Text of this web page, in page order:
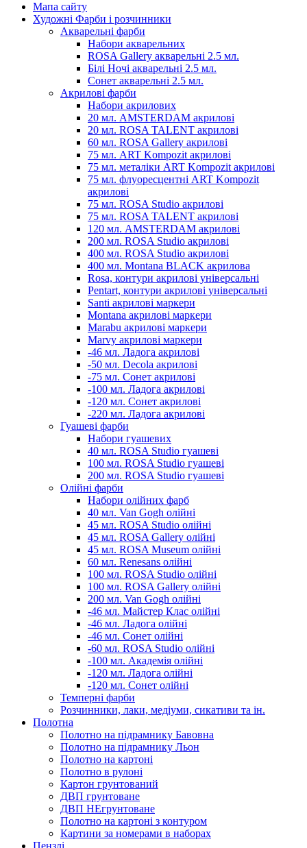
Мапа сайту
Художні Фарби і розчинники
Акварельні фарби
Набори акварельних
ROSA Gallery акварельні 2.5 мл.
Білі Ночі акварельні 2.5 мл.
Сонет акварельні 2.5 мл.
Акрилові фарби
Набори акрилових
20 мл. AMSTERDAM акрилові
20 мл. ROSA TALENT акрилові
60 мл. ROSA Gallery акрилові
75 мл. ART Kompozit акрилові
75 мл. металіки ART Kompozit акрилові
75 мл. флуоресцентні ART Kompozit
акрилові
75 мл. ROSA Studio акрилові
75 мл. ROSA TALENT акрилові
120 мл. AMSTERDAM акрилові
200 мл. ROSA Studio акрилові
400 мл. ROSA Studio акрилові
400 мл. Montana BLACK акрилова
Rosa, контури акрилові універсальні
Pentart, контури акрилові універсальні
Santi акрилові маркери
Montana акрилові маркери
Marabu акрилові маркери
Marvy акрилові маркери
-46 мл. Ладога акрилові
-50 мл. Decola акрилові
-75 мл. Сонет акрилові
-100 мл. Ладога акрилові
-120 мл. Сонет акрилові
-220 мл. Ладога акрилові
Гуашеві фарби
Набори гуашевих
40 мл. ROSA Studio гуашеві
100 мл. ROSA Studio гуашеві
200 мл. ROSA Studio гуашеві
Олійні фарби
Набори олійних фарб
40 мл. Van Gogh олійні
45 мл. ROSA Studio олійні
45 мл. ROSA Gallery олійні
45 мл. ROSA Museum олійні
60 мл. Renesans олійні
100 мл. ROSA Studio олійні
100 мл. ROSA Gallery олійні
200 мл. Van Gogh олійні
-46 мл. Майстер Клас олійні
-46 мл. Ладога олійні
-46 мл. Сонет олійні
-60 мл. ROSA Studio олійні
-100 мл. Академія олійні
-120 мл. Ладога олійні
-120 мл. Сонет олійні
Темперні фарби
Розчинники, лаки, медіуми, сикативи та ін.
Полотна
Полотно на підрамнику Бавовна
Полотно на підрамнику Льон
Полотно на картоні
Полотно в рулоні
Картон грунтований
ДВП грунтоване
ДВП НЕгрунтоване
Полотно на картоні з контуром
Картини за номерами в наборах
Пензлі